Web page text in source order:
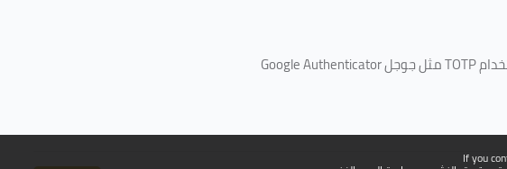
If you
TOTPمثل جوجلGoogle Authenticator